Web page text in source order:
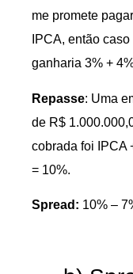
me promete
IPCA, então
ganharia 3% +
Repasse: Uma
de R$
cobrada foi IPCA
= 10%.
Spread: 10% –